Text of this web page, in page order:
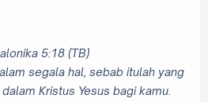
5:18 (TB)
segala hal, sebab itulah yang
Kristus Yesus bagi kamu.